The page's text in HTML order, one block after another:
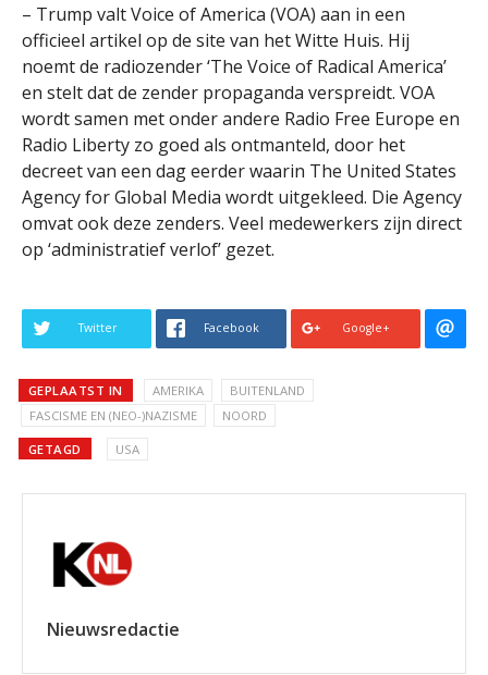
– Trump valt Voice of America (VOA) aan in een
officieel artikel op de site van het Witte Huis. Hij
noemt de radiozender ‘The Voice of Radical America’
en stelt dat de zender propaganda verspreidt. VOA
wordt samen met onder andere Radio Free Europe en
Radio Liberty zo goed als ontmanteld, door het
decreet van een dag eerder waarin The United States
Agency for Global Media wordt uitgekleed. Die Agency
omvat ook deze zenders. Veel medewerkers zijn direct
op ‘administratief verlof’ gezet.
Twitter Facebook Google+
GEPLAATST IN AMERIKA
BUITENLAND
FASCISME EN (NEO-)NAZISME
NOORD
GETAGD USA
Nieuwsredactie